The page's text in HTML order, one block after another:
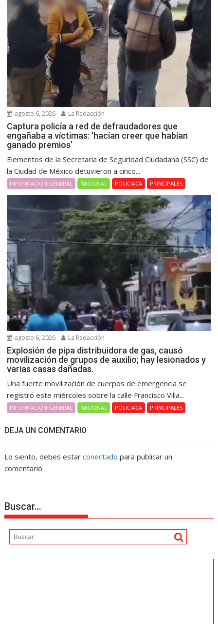
agosto 6, 2026 La Redacción
Captura policía a red de defraudadores que
engañaba a víctimas: ‘hacían creer que habían
ganado premios’
Elementos de la Secretaría de Seguridad Ciudadana (SSC) de
la Ciudad de México detuvieron a cinco...
INFORMACIÓN GENERAL NACIONAL POLICIACA PRINCIPALES
agosto 6, 2026 La Redacción
Explosión de pipa distribuidora de gas, causó
movilización de grupos de auxilio; hay lesionados y
varias casas dañadas.
Una fuerte movilización de cuerpos de emergencia se
registró este miércoles sobre la calle Francisco Villa...
INFORMACIÓN GENERAL NACIONAL POLICIACA PRINCIPALES
DEJA UN COMENTARIO
Lo siento, debes estarconectado para publicar un
comentario.
Buscar…